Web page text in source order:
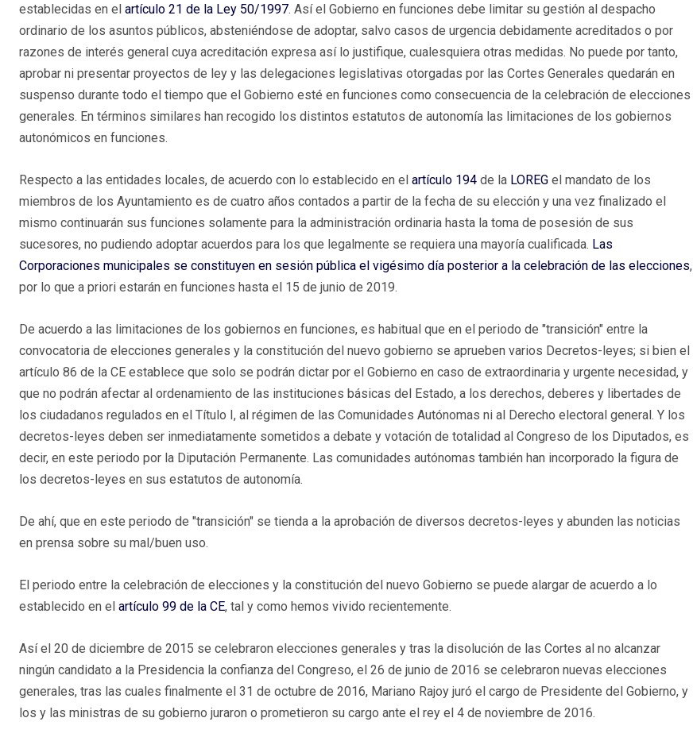
establecidas en el artículo 21 de la Ley 50/1997. Así el Gobierno en funciones debe limitar su gestión al despacho
ordinario de los asuntos públicos, absteniéndose de adoptar, salvo casos de urgencia debidamente acreditados o por
razones de interés general cuya acreditación expresa así lo justifique, cualesquiera otras medidas. No puede por tanto,
aprobar ni presentar proyectos de ley y las delegaciones legislativas otorgadas por las Cortes Generales quedarán en
suspenso durante todo el tiempo que el Gobierno esté en funciones como consecuencia de la celebración de elecciones
generales. En términos similares han recogido los distintos estatutos de autonomía las limitaciones de los gobiernos
autonómicos en funciones.
Respecto a las entidades locales, de acuerdo con lo establecido en el artículo 194 de la LOREG el mandato de los
miembros de los Ayuntamiento es de cuatro años contados a partir de la fecha de su elección y una vez finalizado el
mismo continuarán sus funciones solamente para la administración ordinaria hasta la toma de posesión de sus
sucesores, no pudiendo adoptar acuerdos para los que legalmente se requiera una mayoría cualificada. Las
Corporaciones municipales se constituyen en sesión pública el vigésimo día posterior a la celebración de las elecciones,
por lo que a priori estarán en funciones hasta el 15 de junio de 2019.
De acuerdo a las limitaciones de los gobiernos en funciones, es habitual que en el periodo de "transición" entre la
convocatoria de elecciones generales y la constitución del nuevo gobierno se aprueben varios Decretos-leyes; si bien el
artículo 86 de la CE establece que solo se podrán dictar por el Gobierno en caso de extraordinaria y urgente necesidad, y
que no podrán afectar al ordenamiento de las instituciones básicas del Estado, a los derechos, deberes y libertades de
los ciudadanos regulados en el Título I, al régimen de las Comunidades Autónomas ni al Derecho electoral general. Y los
decretos-leyes deben ser inmediatamente sometidos a debate y votación de totalidad al Congreso de los Diputados, es
decir, en este periodo por la Diputación Permanente. Las comunidades autónomas también han incorporado la figura de
los decretos-leyes en sus estatutos de autonomía.
De ahí, que en este periodo de "transición" se tienda a la aprobación de diversos decretos-leyes y abunden las noticias
en prensa sobre su mal/buen uso.
El periodo entre la celebración de elecciones y la constitución del nuevo Gobierno se puede alargar de acuerdo a lo
establecido en el artículo 99 de la CE, tal y como hemos vivido recientemente.
Así el 20 de diciembre de 2015 se celebraron elecciones generales y tras la disolución de las Cortes al no alcanzar
ningún candidato a la Presidencia la confianza del Congreso, el 26 de junio de 2016 se celebraron nuevas elecciones
generales, tras las cuales finalmente el 31 de octubre de 2016, Mariano Rajoy juró el cargo de Presidente del Gobierno, y
los y las ministras de su gobierno juraron o prometieron su cargo ante el rey el 4 de noviembre de 2016.